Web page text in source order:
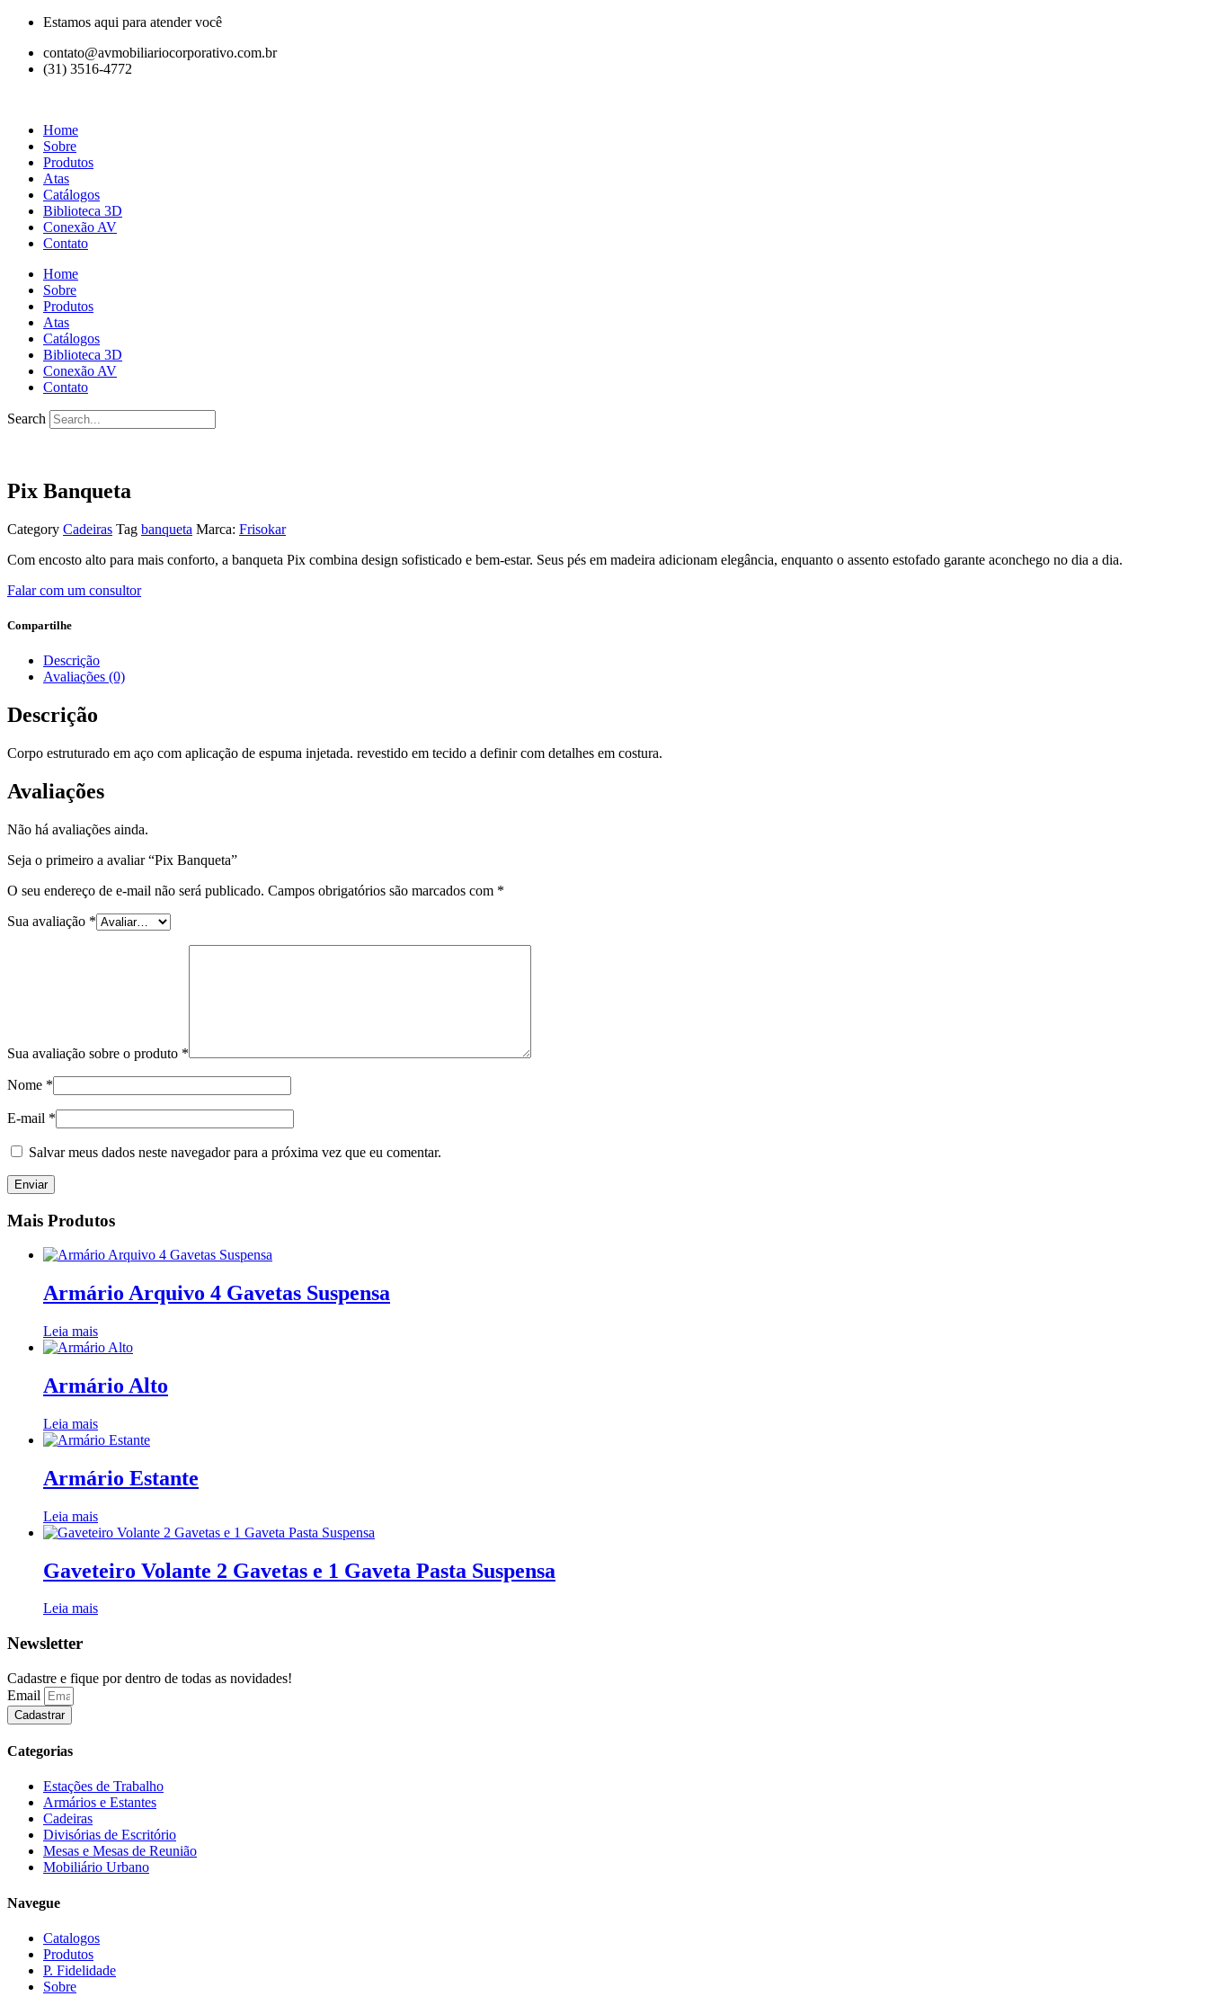
conteúdo
Estamos aqui para atender você
contato@avmobiliariocorporativo.com.br
(31) 3516-4772
Home
Sobre
Produtos
Atas
Catálogos
Biblioteca 3D
Conexão AV
Contato
Home
Sobre
Produtos
Atas
Catálogos
Biblioteca 3D
Conexão AV
Contato
Search
Pix Banqueta
Category Cadeiras Tag banqueta Marca: Frisokar
Com encosto alto para mais conforto, a banqueta Pix combina design sofisticado e bem-estar. Seus pés em madeira adicionam elegância, enquanto o assento estofado garante aconchego no dia a dia.
Falar com um consultor
Compartilhe
Descrição
Avaliações (0)
Descrição
Corpo estruturado em aço com aplicação de espuma injetada. revestido em tecido a definir com detalhes em costura.
Avaliações
Não há avaliações ainda.
Seja o primeiro a avaliar “Pix Banqueta”
O seu endereço de e-mail não será publicado. Campos obrigatórios são marcados com *
Sua avaliação *
Sua avaliação sobre o produto *
Nome *
E-mail *
Salvar meus dados neste navegador para a próxima vez que eu comentar.
Mais Produtos
Armário Arquivo 4 Gavetas Suspensa
Leia mais
Armário Alto
Leia mais
Armário Estante
Leia mais
Gaveteiro Volante 2 Gavetas e 1 Gaveta Pasta Suspensa
Leia mais
Newsletter
Cadastre e fique por dentro de todas as novidades!
Email
Cadastrar
Categorias
Estações de Trabalho
Armários e Estantes
Cadeiras
Divisórias de Escritório
Mesas e Mesas de Reunião
Mobiliário Urbano
Navegue
Catalogos
Produtos
P. Fidelidade
Sobre